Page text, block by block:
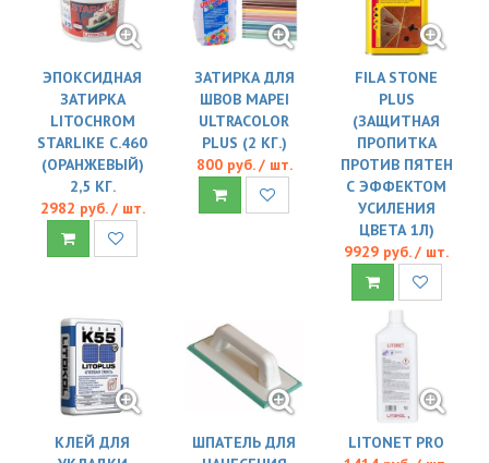
ЭПОКСИДНАЯ
ЗАТИРКА
LITOCHROM
STARLIKE C.460
(ОРАНЖЕВЫЙ)
2,5 КГ.
2982 руб. / шт.
ЗАТИРКА ДЛЯ
ШВОВ MAPEI
ULTRACOLOR
PLUS (2 КГ.)
800 руб. / шт.
FILA STONE
PLUS
(ЗАЩИТНАЯ
ПРОПИТКА
ПРОТИВ ПЯТЕН
С ЭФФЕКТОМ
УСИЛЕНИЯ
ЦВЕТА 1Л)
9929 руб. / шт.
КЛЕЙ ДЛЯ
ШПАТЕЛЬ ДЛЯ
LITONET PRO